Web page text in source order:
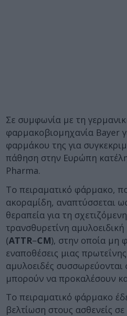
Σε συμφωνία με τη
φαρμακοβιομηχανία Bayer
φαρμάκου της για
πάθηση στην Ευρώπη
Pharma.
Το πειραματικό φάρμακο,
ακοραμίδη, αναπτύσσεται
θεραπεία για τη
τρανσθυρετίνη αμυλοειδική
(ATTR–CM), στην οποία μη
εναποθέσεις μιας
αμυλοειδές συσσωρεύονται
μπορούν να προκαλέσουν
Το πειραματικό φάρμακο
βελτίωση στους ασθενείς